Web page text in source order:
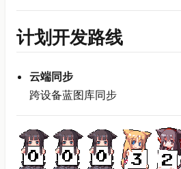
计划开发路线
云端同步
跨设备蓝图库同步